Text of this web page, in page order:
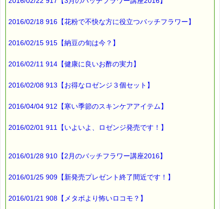
2016/02/18 916【花粉で不快な方に役立つバッチフラワー】
2016/02/15 915【納豆の旬は今？】
2016/02/11 914【健康に良いお酢の実力】
2016/02/08 913【お得なロゼンジ３個セット】
2016/04/04 912【寒い季節のスキンケアアイテム】
2016/02/01 911【いよいよ、ロゼンジ発売です！】
2016/01/28 910【2月のバッチフラワー講座2016】
2016/01/25 909【新発売プレゼント終了間近です！】
2016/01/21 908【メタボより怖いロコモ？】